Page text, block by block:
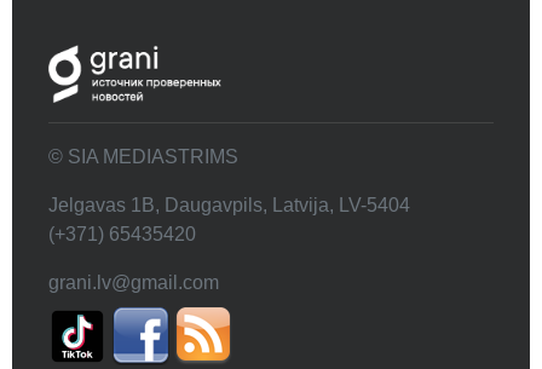
© SIA MEDIASTRIMS
Jelgavas 1B, Daugavpils, Latvija, LV-5404
(+371) 65435420
grani.lv@gmail.com